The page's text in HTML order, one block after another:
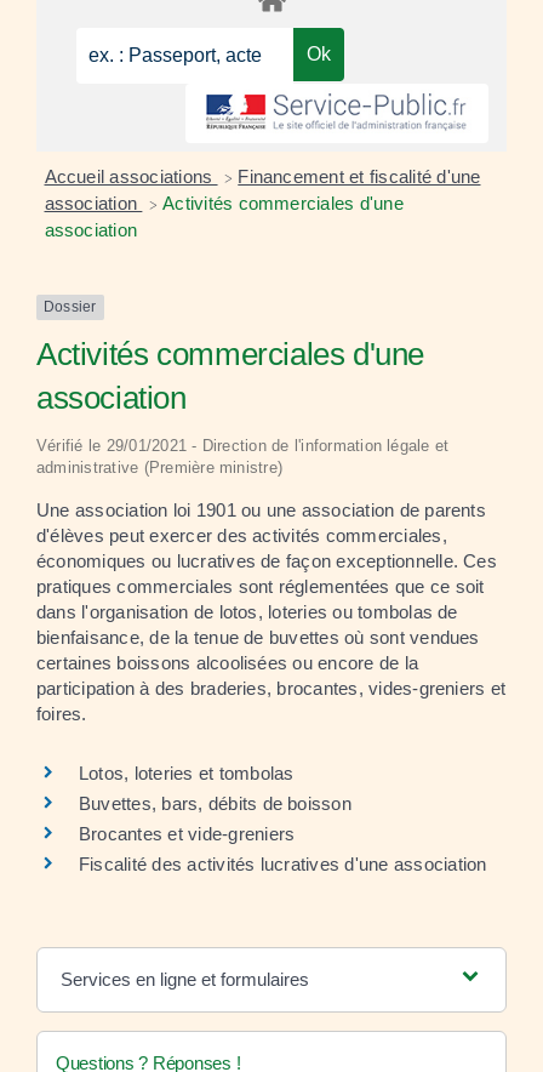
Accueil associations > Financement et fiscalité d'une
association
> Activités commerciales d'une
association
Dossier
Activités commerciales d'une
association
Vérifié le 29/01/2021 - Direction de l'information légale et
administrative (Première ministre)
Une association loi 1901 ou une association de parents
d'élèves peut exercer des activités commerciales,
économiques ou lucratives de façon exceptionnelle. Ces
pratiques commerciales sont réglementées que ce soit
dans l'organisation de lotos, loteries ou tombolas de
bienfaisance, de la tenue de buvettes où sont vendues
certaines boissons alcoolisées ou encore de la
participation à des braderies, brocantes, vides-greniers et
foires.
Lotos, loteries et tombolas
Buvettes, bars, débits de boisson
Brocantes et vide-greniers
Fiscalité des activités lucratives d'une association
Services en ligne et formulaires
Questions ? Réponses !